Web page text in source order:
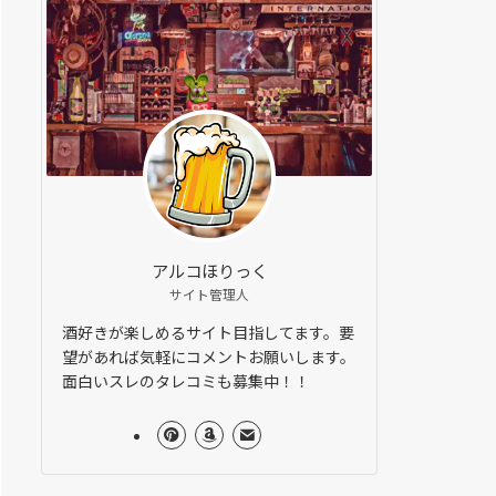
アルコほりっく
サイト管理人
酒好きが楽しめるサイト目指してます。要
望があれば気軽にコメントお願いします。
面白いスレのタレコミも募集中！！